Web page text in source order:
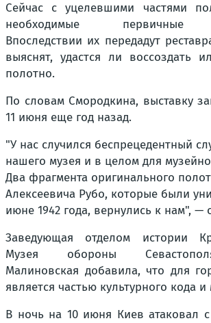
Сейчас с уцелевшими частями
необходимые первичные
Впоследствии их передадут
выяснят, удастся ли воссоздать
полотно.
По словам Смородкина, выставку
11 июня еще год назад.
"У нас случился беспрецедентный
нашего музея и в целом для
Два фрагмента оригинального
Алексеевича Рубо, которые были
июне 1942 года, вернулись к нам", —
Заведующая отделом истории
Музея обороны
Малиновская добавила, что для
является частью культурного кода
В ночь на 10 июня Киев атаковал